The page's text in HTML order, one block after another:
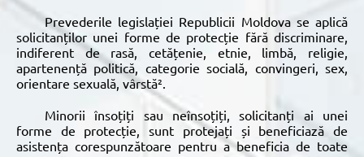
Prevederile legislației Republicii Moldova se aplică
solicitanților unei forme de protecție fără discriminare,
indiferent de rasă, cetățenie, etnie, limbă, religie,
apartenență politică, categorie socială, convingeri, sex,
orientare sexuală, vârstă².
Minorii însoțiți sau neînsoțiți, solicitanți ai unei
forme de protecție, sunt protejați și beneficiază de
asistența corespunzătoare pentru a beneficia de toate